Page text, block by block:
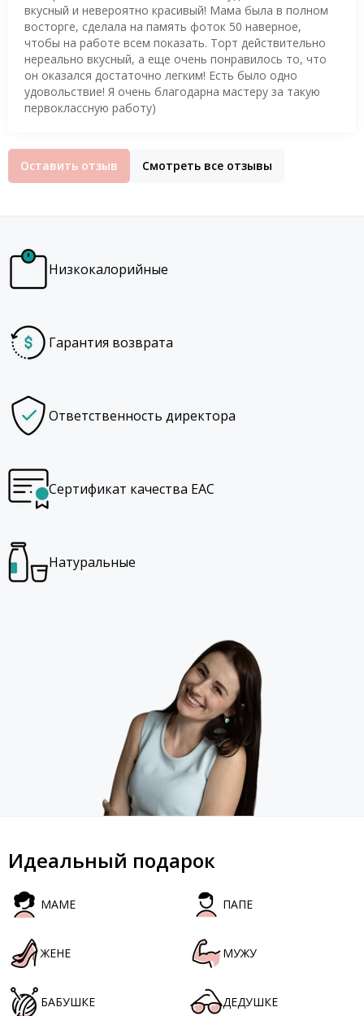
вкусный и невероятно красивый! Мама была в полном
восторге, сделала на память фоток 50 наверное,
чтобы на работе всем показать. Торт действительно
нереально вкусный, а еще очень понравилось то, что
он оказался достаточно легким! Есть было одно
удовольствие! Я очень благодарна мастеру за такую
первоклассную работу)
Оставить отзыв Смотреть все отзывы
Низкокалорийные
Гарантия возврата
Ответственность директора
Сертификат качества EAC
Натуральные
Идеальный подарок
МАМЕ ПАПЕ
ЖЕНЕ МУЖУ
БАБУШКЕ ДЕДУШКЕ